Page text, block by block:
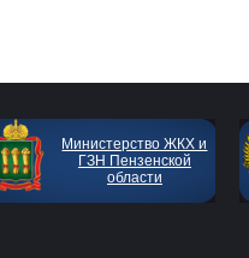
Министерство ЖКХ и
ГЗН Пензенской
области